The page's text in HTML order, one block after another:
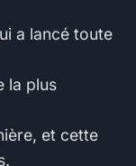
a lancé toute
la plus
et cette